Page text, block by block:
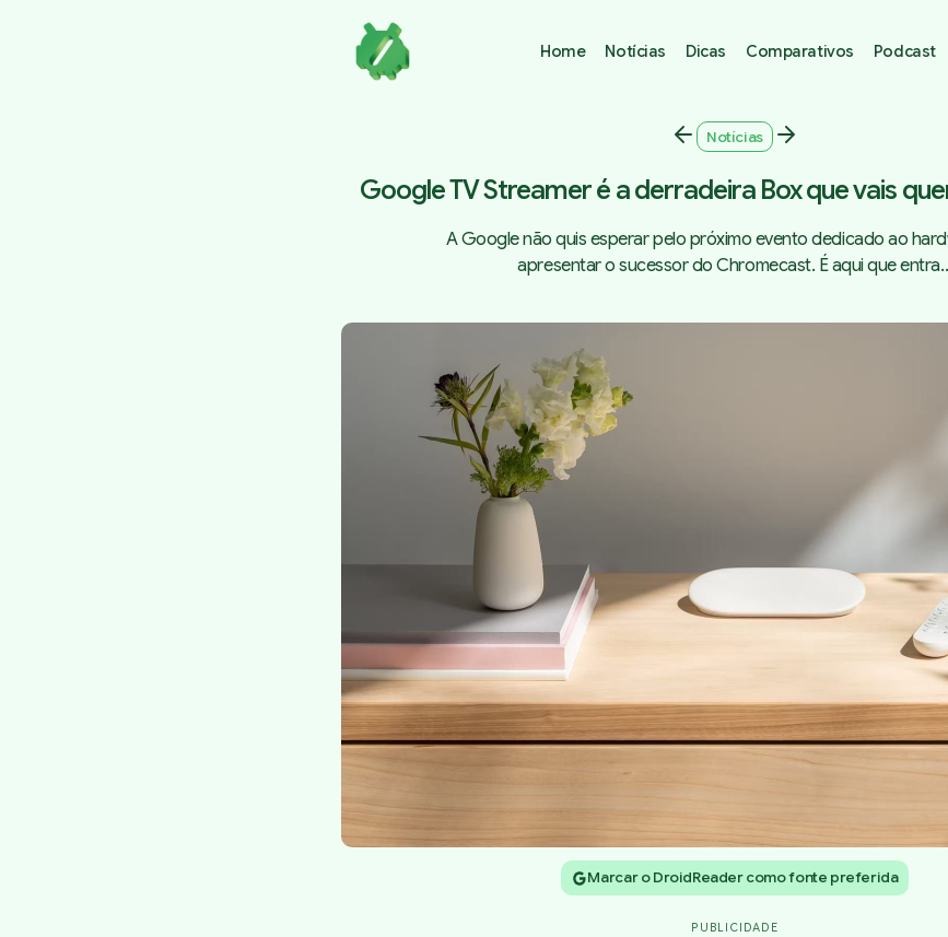
Home Notícias Dicas Comparativos Podcast
Notícias
Google TV Streamer é a derradeira Box que vais
A Google não quis esperar pelo próximo evento dedicado ao
apresentar o sucessor do Chromecast. É aqui que
Marcar o DroidReader como fonte preferida
PUBLICIDADE